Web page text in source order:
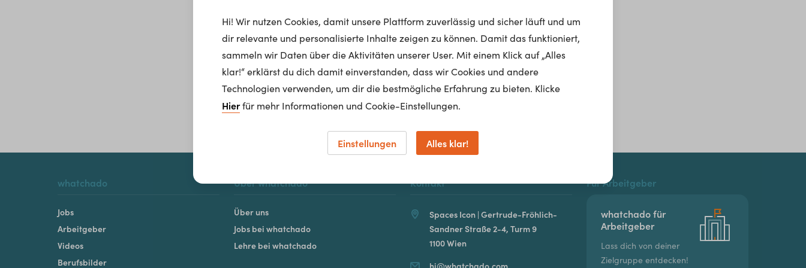
Homepage
whatchado
Jobs
Arbeitgeber
Videos
Berufsbilder
Über whatchado
Über uns
Jobs bei whatchado
Lehre bei whatchado
Kontakt
Spaces Icon | Gertrude-Fröhlich-
Sandner Straße 2-4, Turm 9
1100 Wien
hi@whatchado.com
Für Arbeitgeber
whatchado für
Arbeitgeber
Lass dich von deiner
Zielgruppe entdecken!
Hi! Wir nutzen Cookies, damit unsere Plattform zuverlässig und sicher läuft und um
dir relevante und personalisierte Inhalte zeigen zu können. Damit das funktioniert,
sammeln wir Daten über die Aktivitäten unserer User. Mit einem Klick auf „Alles
klar!“ erklärst du dich damit einverstanden, dass wir Cookies und andere
Technologien verwenden, um dir die bestmögliche Erfahrung zu bieten. Klicke
Hierfür mehr Informationen und Cookie-Einstellungen.
Einstellungen Alles klar!